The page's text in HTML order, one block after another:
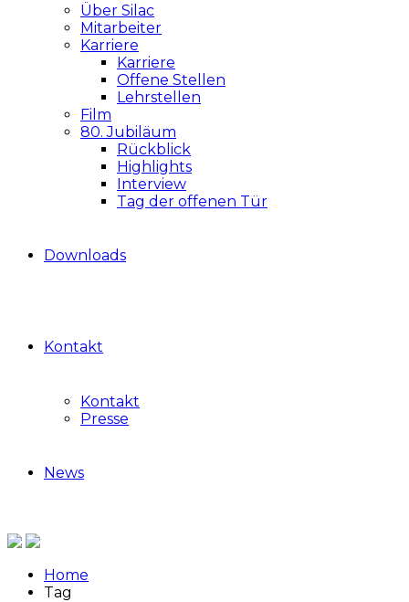
Über Silac
Mitarbeiter
Karriere
Karriere
Offene Stellen
Lehrstellen
Film
80. Jubiläum
Rückblick
Highlights
Interview
Tag der offenen Tür
Downloads
Kontakt
Kontakt
Presse
News
Home
Tag